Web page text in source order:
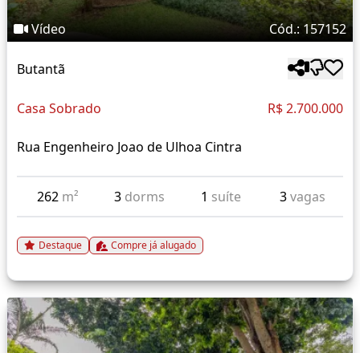
Vídeo Cód.: 157152
Butantã
Casa Sobrado R$ 2.700.000
Rua Engenheiro Joao de Ulhoa Cintra
262 m² 3 dorms 1 suíte 3vagas
Destaque Compre já alugado